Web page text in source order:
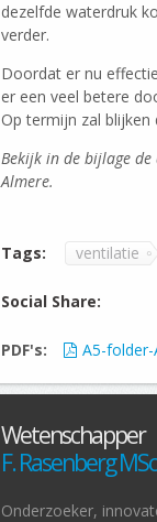
dezelfde waterdruk
verder.
Doordat er nu
er een veel betere
Op termijn zal blijken
Bekijk in de bijlage
Almere.
Tags: ventilatie
Social Share:
PDF's: A5-
Wetenschapper
F. Rasenberg
Onderzoeker,